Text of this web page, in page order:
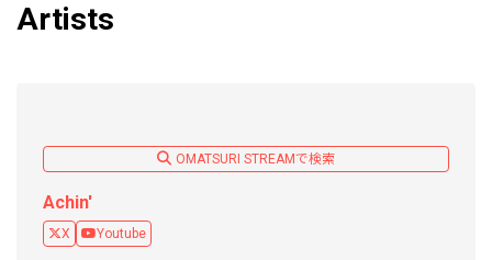
Artists
OMATSURI STREAMで検索
Achin'
X Youtube